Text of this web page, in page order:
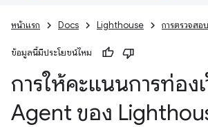
หน้าแรก Docs Lighthouse การตรวจสอ
ข้อมูลนี้มีประโยชน์ไหม
การให้คะแนนการท่อง
Agent ของ